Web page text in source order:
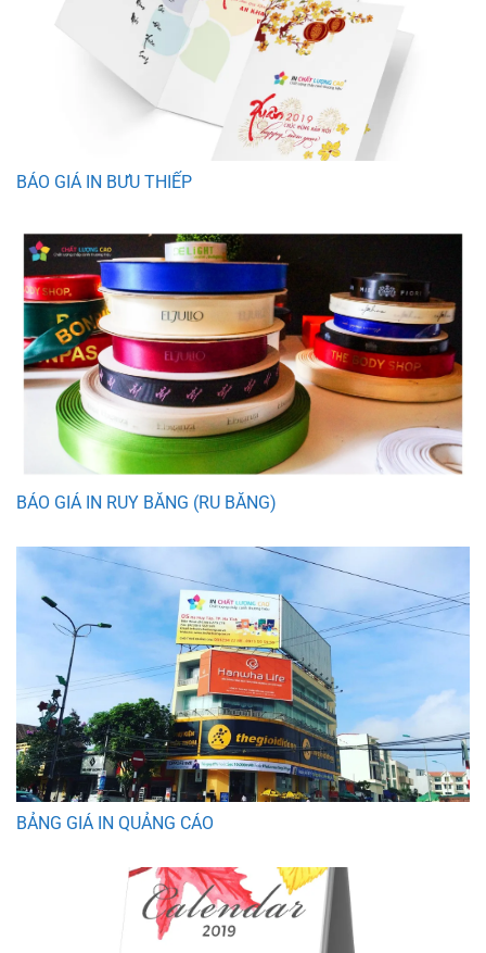
BÁO GIÁ IN BƯU THIẾP
BÁO GIÁ IN RUY BĂNG (RU BĂNG)
BẢNG GIÁ IN QUẢNG CÁO